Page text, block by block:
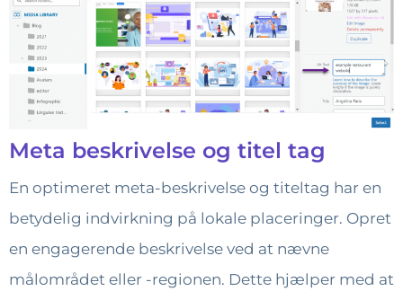
Meta beskrivelse og titel tag
En optimeret meta-beskrivelse og titeltag har en
betydelig indvirkning på lokale placeringer. Opret
en engagerende beskrivelse ved at nævne
målområdet eller -regionen. Dette hjælper med at